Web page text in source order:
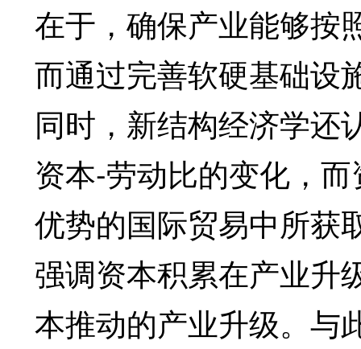
在于，确保产业能够按
而通过完善软硬基础设
同时，新结构经济学还
资本-劳动比的变化，
优势的国际贸易中所获
强调资本积累在产业升
本推动的产业升级。与